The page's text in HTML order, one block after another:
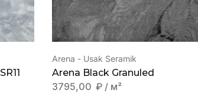
Arena - Usak Seramik
Arena Black Granuled
3795,00 ₽ / м²